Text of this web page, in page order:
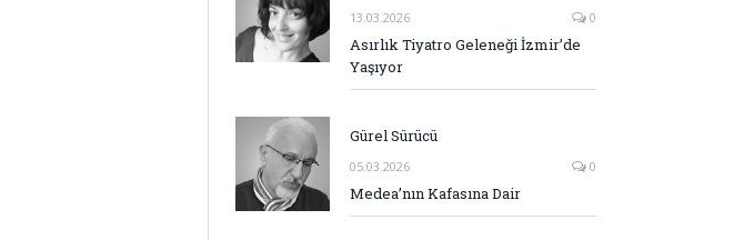
13.03.2026 0
Asırlık Tiyatro Geleneği İzmir’de
Yaşıyor
Gürel Sürücü
05.03.2026 0
Medea’nın Kafasına Dair